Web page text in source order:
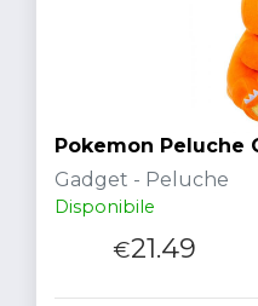
Pokemon Peluche
Gadget - Peluche
Disponibile
€21.49